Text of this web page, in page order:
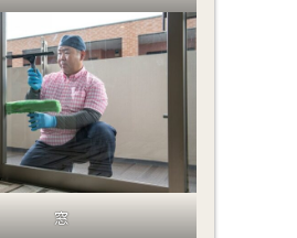
窓